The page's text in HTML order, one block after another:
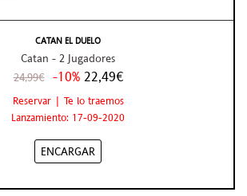
CATAN EL DUELO
Catan - 2 Jugadores
24,99€ -10% 22,49€
Reservar | Te lo traemos
Lanzamiento: 17-09-2020
ENCARGAR